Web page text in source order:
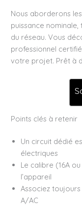
Nous aborderons
puissance
du réseau. Vous
professionnel
votre projet. Prêt à
Points clés à retenir
Un circuit dédié
électriques
Le calibre (16A
l’appareil
Associez
A/AC